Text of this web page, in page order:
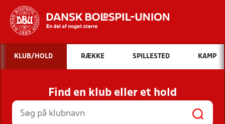
Hvad vil du søge efter?
INDHOLD OG NYHEDER
STILLINGER, RESULTATER, KLUBBER OG
HOLD
KLUB/HOLD RÆKKE SPILLESTED KAMP
Find en klub eller et hold